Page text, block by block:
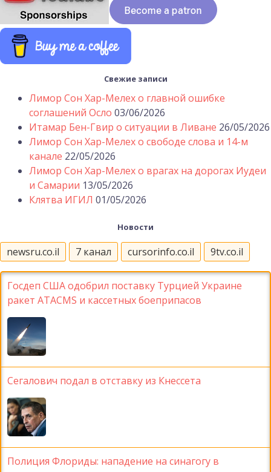
Свежие записи
Лимор Сон Хар-Мелех о главной ошибке
соглашений Осло 03/06/2026
Итамар Бен-Гвир о ситуации в Ливане 26/05/2026
Лимор Сон Хар-Мелех о свободе слова и 14-м
канале 22/05/2026
Лимор Сон Хар-Мелех о врагах на дорогах Иудеи
и Самарии 13/05/2026
Клятва ИГИЛ 01/05/2026
Новости
newsru.co.il 7 канал cursorinfo.co.il 9tv.co.il
Госдеп США одобрил поставку Турцией Украине
ракет ATACMS и кассетных боеприпасов
Сегалович подал в отставку из Кнессета
Полиция Флориды: нападение на синагогу в